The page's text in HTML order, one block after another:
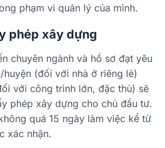
phạm vi quản lý của mình.
phép xây dựng
chuyên ngành và hồ sơ đạt yêu
huyện (đối với nhà ở riêng lẻ)
với công trình lớn, đặc thù) sẽ
phép xây dựng cho chủ đầu tư.
quá 15 ngày làm việc kể từ
xác nhận.